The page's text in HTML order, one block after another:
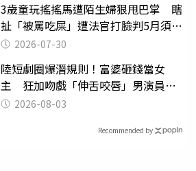
3歲童玩搖搖馬遭陌生婦狠甩巴掌 瞎
扯「被罵吃屎」遭法官打臉判5月須入
監 2026-07-30
陸短劇圈爆潛規則！富婆砸錢當女
主 狂加吻戲「伸舌咬唇」男演員崩
潰 2026-08-03
Recommended by